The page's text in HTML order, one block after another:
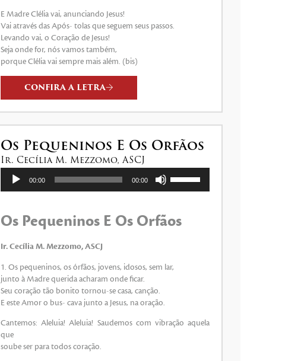
E Madre Clélia vai, anunciando Jesus!
Vai através das Após- tolas que seguem seus passos.
Levando vai, o Coração de Jesus!
Seja onde for, nós vamos também,
porque Clélia vai sempre mais além. (bis)
CONFIRA A LETRA
Os Pequeninos E Os Orfãos
Ir. Cecília M. Mezzomo, ASCJ
Tocador
00:00 00:00
as
cima
para
volume.
Os Pequeninos E Os Orfãos
Ir. Cecília M. Mezzomo, ASCJ
1. Os pequeninos, os órfãos, jovens, idosos, sem lar,
junto à Madre querida acharam onde ficar.
Seu coração tão bonito tornou-se casa, canção.
E este Amor o bus- cava junto a Jesus, na oração.
Cantemos: Aleluia! Aleluia! Saudemos com vibração aquela
que
soube ser para todos coração.